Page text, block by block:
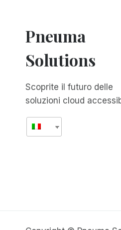
Pneuma
Solutions
Scoprite il futuro delle
soluzioni cloud